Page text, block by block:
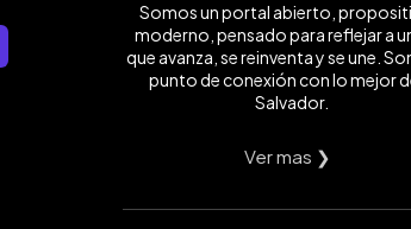
Somos un portal abierto,
moderno, pensado para reflejar a
que avanza, se reinventa y se une.
punto de conexión con lo mejor
Salvador.
Ver mas ❯